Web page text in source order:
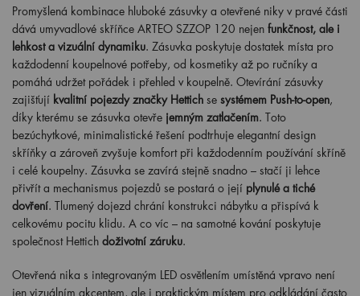
Promyšlená kombinace hluboké zásuvky a otevřené niky v pravé části
dává umyvadlové skříňce ARTEO SZZOP 120 nejen funkčnost, ale i
lehkost a vizuální dynamiku. Zásuvka poskytuje dostatek místa pro
každodenní koupelnové potřeby, od kosmetiky až po ručníky a
pomáhá udržet pořádek i přehled v koupelně. Otevírání zásuvky
zajišťují kvalitní pojezdy značky Hettich se systémem Push-to-open,
díky kterému se zásuvka otevře jemným zatlačením. Toto
bezúchytkové, minimalistické řešení podtrhuje elegantní design
skříňky a zároveň zvyšuje komfort při každodenním používání skříně
i celé koupelny. Zásuvka se zavírá stejně snadno – stačí ji lehce
přivřít a mechanismus pojezdů se postará o její plynulé a tiché
dovření. Tlumený dojezd chrání konstrukci nábytku a přispívá k
celkovému pocitu klidu. A co víc – na samotné kování poskytuje
společnost Hettich doživotní záruku.
Otevřená nika s integrovaným LED osvětlením umístěná vpravo není
jen vizuálním akcentem, ale i praktickým místem pro odkládání často